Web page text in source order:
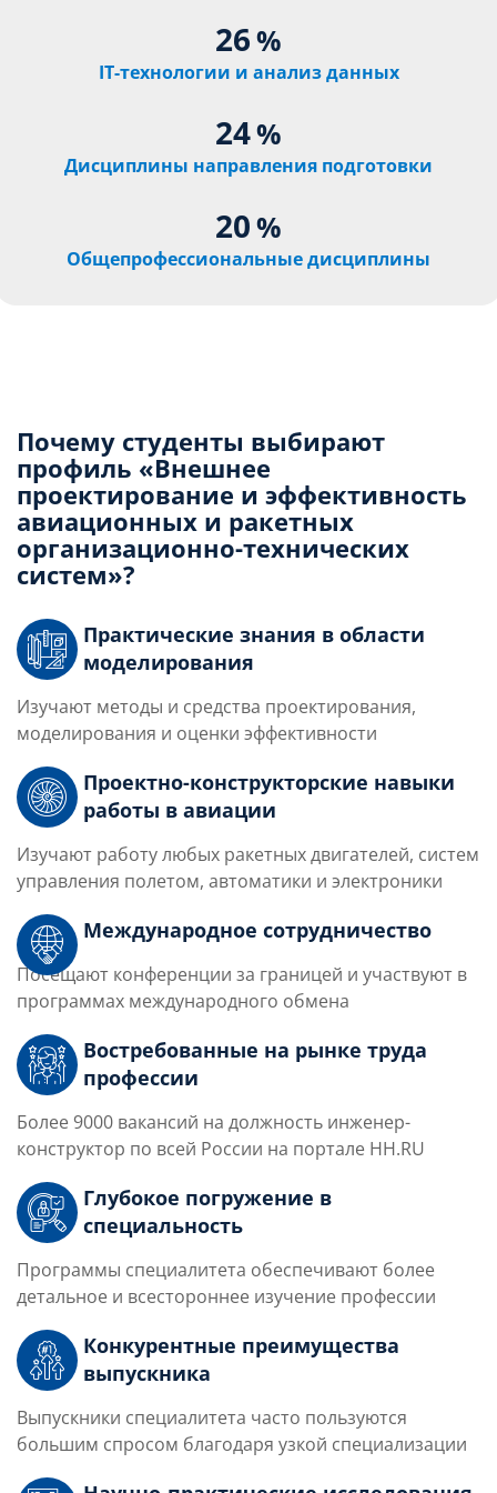
26%
IT-технологии и анализ данных
24%
Дисциплины направления подготовки
20%
Общепрофессиональные дисциплины
Почему студенты выбирают
профиль «Внешнее
проектирование и эффективность
авиационных и ракетных
организационно-технических
систем»?
Практические знания в области
моделирования
Изучают методы и средства проектирования,
моделирования и оценки эффективности
Проектно-конструкторские навыки
работы в авиации
Изучают работу любых ракетных двигателей, систем
управления полетом, автоматики и электроники
Международное сотрудничество
Посещают конференции за границей и участвуют в
программах международного обмена
Востребованные на рынке труда
профессии
Более 9000 вакансий на должность инженер-
конструктор по всей России на портале HH.RU
Глубокое погружение в
специальность
Программы специалитета обеспечивают более
детальное и всестороннее изучение профессии
Конкурентные преимущества
выпускника
Выпускники специалитета часто пользуются
большим спросом благодаря узкой специализации